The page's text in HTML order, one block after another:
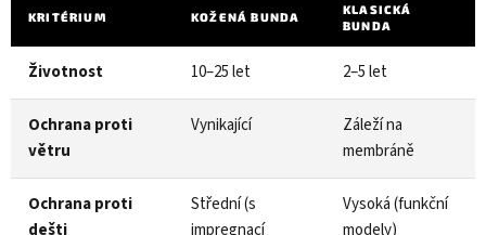
KRITÉRIUM KOŽENÁ BUNDA
KLASICKÁ
BUNDA
Životnost 10–25 let 2–5 let
Ochrana proti
větru
Vynikající
Záleží na
membráně
Ochrana proti
dešti
Střední (s
impregnací
Vysoká (funkční
modely)